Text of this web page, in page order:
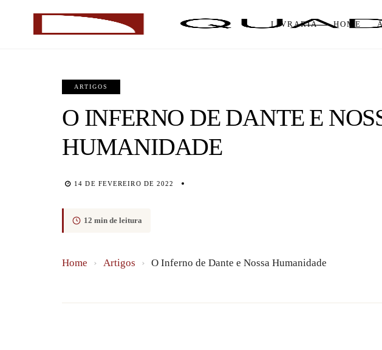
LIVRARIA HOME
ARTIGOS
O INFERNO DE DANTE E
HUMANIDADE
14 DE FEVEREIRO DE 2022
12 min de leitura
Home › Artigos › O Inferno de Dante e Nossa Humanidade